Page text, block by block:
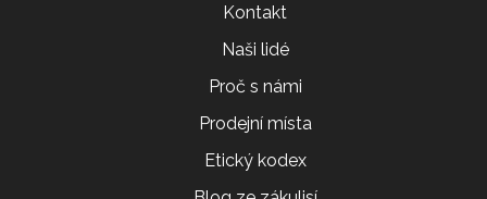
Kontakt
Naši lidé
Proč s námi
Prodejní místa
Etický kodex